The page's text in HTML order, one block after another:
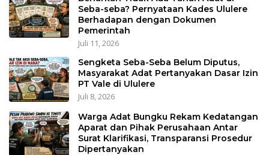
Seba-seba? Pernyataan Kades Ululere
Berhadapan dengan Dokumen
Pemerintah
Juli 11, 2026
Sengketa Seba-Seba Belum Diputus,
Masyarakat Adat Pertanyakan Dasar Izin
PT Vale di Ululere
Juli 8, 2026
Warga Adat Bungku Rekam Kedatangan
Aparat dan Pihak Perusahaan Antar
Surat Klarifikasi, Transparansi Prosedur
Dipertanyakan